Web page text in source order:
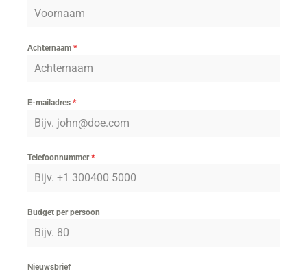
Achternaam *
E-mailadres *
Telefoonnummer*
Budget per persoon
Nieuwsbrief